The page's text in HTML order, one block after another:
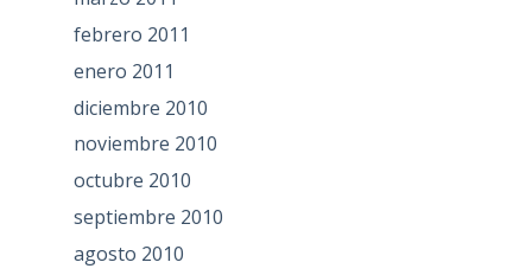
febrero 2011
enero 2011
diciembre 2010
noviembre 2010
octubre 2010
septiembre 2010
agosto 2010